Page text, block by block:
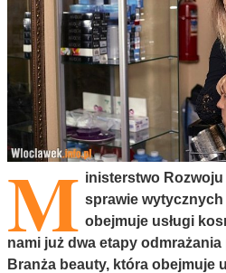
M inisterstwo
sprawie
obejmuje usługi
nami już dwa etapy
Branża beauty, która obejmuje